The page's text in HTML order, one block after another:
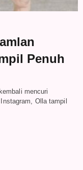
Penuh
mencuri
Olla tampil